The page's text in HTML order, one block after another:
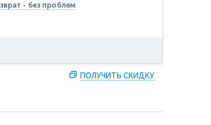
- без проблем
ПОЛУЧИТЬ СКИДКУ